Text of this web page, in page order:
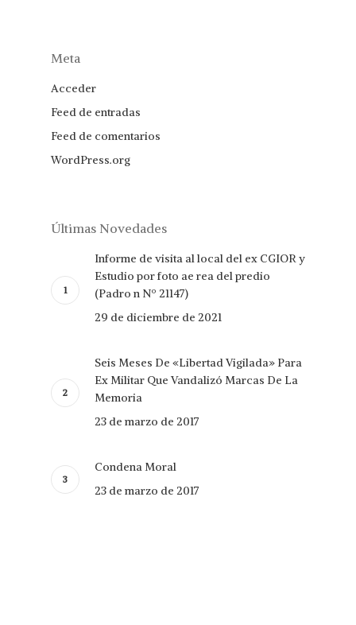
Meta
Acceder
Feed de entradas
Feed de comentarios
WordPress.org
Últimas Novedades
Informe de visita al local del ex CGIOR y
Estudio por foto ae rea del predio
(Padro n Nº 21147)
29 de diciembre de 2021
Seis Meses De «Libertad Vigilada» Para
Ex Militar Que Vandalizó Marcas De La
Memoria
23 de marzo de 2017
Condena Moral
23 de marzo de 2017